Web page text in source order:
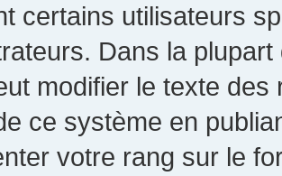
certains utilisateurs
Dans la
modifier le texte
ce système en
votre rang sur le